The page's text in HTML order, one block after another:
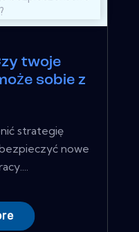
twoje
sobie z
strategię
nowe